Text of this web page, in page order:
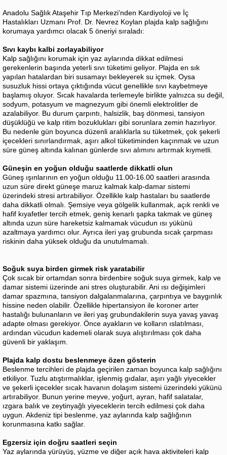
Anadolu Sağlık Ataşehir Tıp Merkezi’nden Kardiyoloji ve İç
Hastalıkları Uzmanı Prof. Dr. Nevrez Koylan plajda kalp sağlığını
korumaya yardımcı olacak 5 öneriyi sıraladı:
Sıvı kaybı kalbi zorlayabiliyor
Kalp sağlığını korumak için yaz aylarında dikkat edilmesi
gerekenlerin başında yeterli sıvı tüketimi geliyor. Plajda en sık
yapılan hatalardan biri susamayı bekleyerek su içmek. Oysa
susuzluk hissi ortaya çıktığında vücut genellikle sıvı kaybetmeye
başlamış oluyor. Sıcak havalarda terlemeyle birlikte yalnızca su değil,
sodyum, potasyum ve magnezyum gibi önemli elektrolitler de
azalabiliyor. Bu durum çarpıntı, halsizlik, baş dönmesi, tansiyon
düşüklüğü ve kalp ritim bozuklukları gibi sorunlara zemin hazırlıyor.
Bu nedenle gün boyunca düzenli aralıklarla su tüketmek, çok şekerli
içecekleri sınırlandırmak, aşırı alkol tüketiminden kaçınmak ve uzun
süre güneş altında kalınan günlerde sıvı alımını artırmak kıymetli.
Güneşin en yoğun olduğu saatlerde dikkatli olun
Güneş ışınlarının en yoğun olduğu 11.00-16.00 saatleri arasında
uzun süre direkt güneşe maruz kalmak kalp-damar sistemi
üzerindeki stresi artırabiliyor. Özellikle kalp hastaları bu saatlerde
daha dikkatli olmalı. Şemsiye veya gölgelik kullanmak, açık renkli ve
hafif kıyafetler tercih etmek, geniş kenarlı şapka takmak ve güneş
altında uzun süre hareketsiz kalmamak vücudun ısı yükünü
azaltmaya yardımcı olur. Ayrıca ileri yaş grubunda sıcak çarpması
riskinin daha yüksek olduğu da unutulmamalı.
Soğuk suya birden girmek risk yaratabilir
Çok sıcak bir ortamdan sonra birdenbire soğuk suya girmek, kalp ve
damar sistemi üzerinde ani stres oluşturabilir. Ani ısı değişimleri
damar spazmına, tansiyon dalgalanmalarına, çarpıntıya ve baygınlık
hissine neden olabilir. Özellikle hipertansiyon ile koroner arter
hastalığı bulunanların ve ileri yaş grubundakilerin suya yavaş yavaş
adapte olması gerekiyor. Önce ayakların ve kolların ıslatılması,
ardından vücudun kademeli olarak suya alıştırılması çok daha
güvenli bir yaklaşım.
Plajda kalp dostu beslenmeye özen gösterin
Beslenme tercihleri de plajda geçirilen zaman boyunca kalp sağlığını
etkiliyor. Tuzlu atıştırmalıklar, işlenmiş gıdalar, aşırı yağlı yiyecekler
ve şekerli içecekler sıcak havanın dolaşım sistemi üzerindeki yükünü
artırabiliyor. Bunun yerine meyve, yoğurt, ayran, hafif salatalar,
ızgara balık ve zeytinyağlı yiyeceklerin tercih edilmesi çok daha
uygun. Akdeniz tipi beslenme, yaz aylarında kalp sağlığının
korunmasına katkı sağlar.
Egzersiz için doğru saatleri seçin
Yaz aylarında yürüyüş, yüzme ve diğer açık hava aktiviteleri kalp